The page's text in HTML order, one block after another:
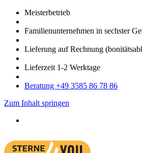
Meister­betrieb
Familien­unter­nehmen in sechster
Lieferung auf Rech­nung
Liefer­zeit 1-2 Werk­tage
Bera­tung +49 3585 86 78 86
Zum Inhalt springen